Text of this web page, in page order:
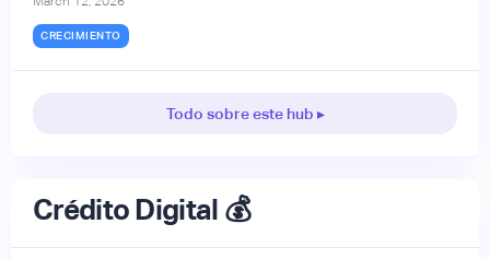
CRECIMIENTO
Todo sobre este hub ▸
Crédito Digital 💰